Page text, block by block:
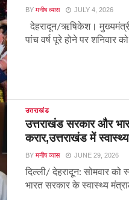
BY मनीष व्यास JULY 4, 2026
देहरादून/ऋषिकेश।
पांच वर्ष पूरे होने पर शनिवार
उत्तराखंड
उत्तराखंड सरकार और
करार,उत्तराखंड में
BY मनीष व्यास JUNE 29, 2026
दिल्ली/ देहरादून: सोमवार को
भारत सरकार के स्वास्थ्य